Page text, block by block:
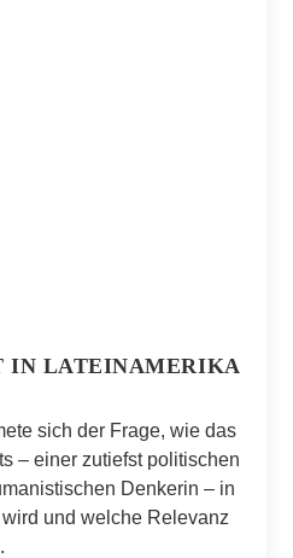
IN LATEINAMERIKA
sich der Frage, wie das
– einer zutiefst politischen
Denkerin – in
und welche Relevanz